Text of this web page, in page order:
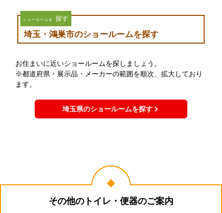
ショールームを 探す
埼玉・鴻巣市のショールームを探す
お住まいに近いショールームを探しましょう。
※都道府県・展示品・メーカーの範囲を順次、拡大しており
ます。
埼玉県のショールームを探す
その他のトイレ・便器のご案内